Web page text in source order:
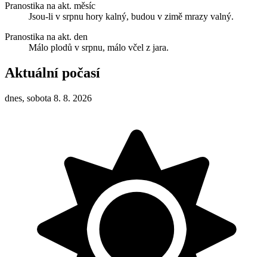
Pranostika na akt. měsíc
Jsou-li v srpnu hory kalný, budou v zimě mrazy valný.
Pranostika na akt. den
Málo plodů v srpnu, málo včel z jara.
Aktuální počasí
dnes, sobota 8. 8. 2026